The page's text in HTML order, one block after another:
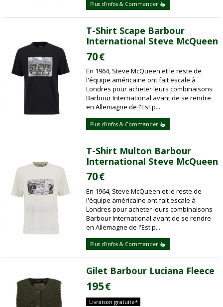
Plus d'infos & Commander
T-Shirt Scape Barbour
International Steve McQueen
70€
En 1964, Steve McQueen et le reste de
l'équipe américaine ont fait escale à
Londres pour acheter leurs combinaisons
Barbour International avant de se rendre
en Allemagne de l'Est p...
Plus d'infos & Commander
T-Shirt Multon Barbour
International Steve McQueen
70€
En 1964, Steve McQueen et le reste de
l'équipe américaine ont fait escale à
Londres pour acheter leurs combinaisons
Barbour International avant de se rendre
en Allemagne de l'Est p...
Plus d'infos & Commander
Gilet Barbour Luciana Fleece
195€
Livraison gratuite*